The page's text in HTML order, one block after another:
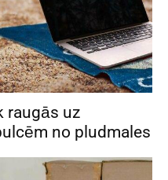
raugās uz
no pludmales